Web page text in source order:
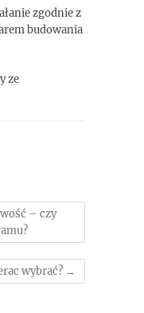
zgodnie z
budowania
ze
– czy
wybrać? →